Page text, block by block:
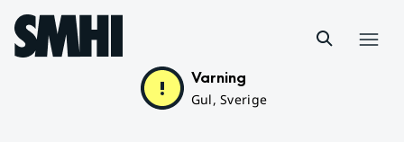
Hoppa till sidans innehåll
Varning
Gul, Sverige